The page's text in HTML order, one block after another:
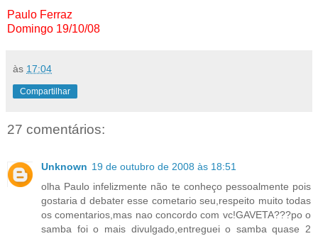
Paulo Ferraz
Domingo 19/10/08
às 17:04
Compartilhar
27 comentários:
Unknown 19 de outubro de 2008 às 18:51
olha Paulo infelizmente não te conheço pessoalmente pois
gostaria d debater esse cometario seu,respeito muito todas
os comentarios,mas nao concordo com vc!GAVETA???po o
samba foi o mais divulgado,entreguei o samba quase 2